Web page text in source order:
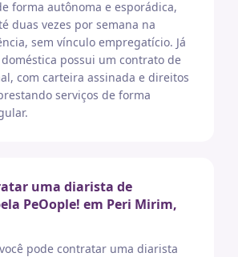
forma autônoma e esporádica,
duas vezes por semana na
sem vínculo empregatício. Já
possui um contrato de
com carteira assinada e direitos
serviços de forma
uma diarista de
PeOople! em Peri Mirim,
pode contratar uma diarista